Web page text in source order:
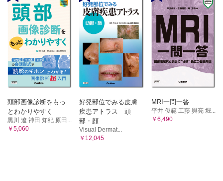
頭部画像診断をもっ
とわかりやすく
黒川 遼 神田 知紀 原田...
￥5,060
好発部位でみる皮膚
疾患アトラス 頭
部・顔
Visual Dermat...
￥12,045
MRI一問一答
平井 俊範 工藤 與亮 堀...
￥6,490